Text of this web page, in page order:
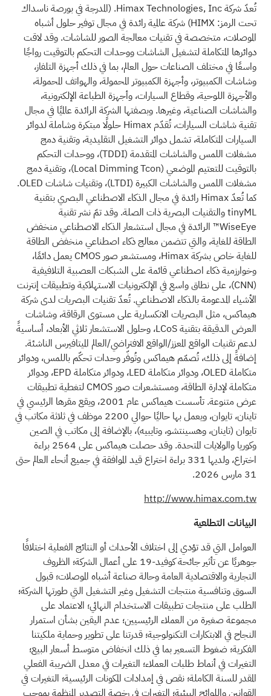
تُعدّ شركة Himax Technologies, Inc. (المدرجة في بورصة ناسداك
تحت الرمز: HIMX) شركة عالمية رائدة في مجال توفير حلول أشباه
الموصلات، متخصصة في تقنيات معالجة الصور للشاشات. وقد لاقت
دوائرها المتكاملة لتشغيل الشاشات ووحدات التحكم بالتوقيت رواجًا
واسعًا في مختلف الصناعات حول العالم، بما في ذلك أجهزة التلفاز،
وشاشات الكمبيوتر، وأجهزة الكمبيوتر المحمولة، والهواتف المحمولة،
والأجهزة اللوحية، وقطاع السيارات، وأجهزة الطباعة الإلكترونية،
والشاشات الصناعية، وغيرها. وبصفتها الشركة الرائدة عالميًا في مجال
تقنية شاشات السيارات، تُقدّم Himax حلولًا مبتكرة وشاملة لدوائر
السيارات المتكاملة، تشمل دوائر التشغيل التقليدية، وتقنية دمج
مشغلات اللمس والشاشات المتقدمة (TDDI)، ووحدات التحكم
بالتوقيت للتعتيم الموضعي (Local Dimming Tcon)، وتقنية دمج
مشغلات اللمس والشاشات الكبيرة (LTDI)
، وتقنيات شاشات OLED.
كما تُعدّ Himax رائدة في مجال الذكاء الاصطناعي البصري بتقنية
tinyML والتقنيات البصرية ذات الصلة. وقد تمّ نشر تقنية
WiseEye™ الرائدة في مجال استشعار الذكاء الاصطناعي منخفض
الطاقة للغاية، والتي تتضمن معالج ذكاء اصطناعي منخفض الطاقة
للغاية خاص بشركة Himax، ومستشعر صور CMOS يعمل دائمًا،
وخوارزمية ذكاء اصطناعي قائمة على الشبكات العصبية التلافيفية
(CNN)، على نطاق واسع في الإلكترونيات الاستهلاكية وتطبيقات إنترنت
الأشياء المدعومة بالذكاء الاصطناعي. تُعدّ تقنيات البصريات لدى شركة
هيماكس، مثل البصريات الانكسارية على مستوى الرقاقة، وشاشات
العرض الدقيقة بتقنية LCoS، وحلول الاستشعار ثلاثي الأبعاد، أساسيةً
لدعم تقنيات الواقع المعزز/الواقع الافتراضي/العالم الميتافيرس الناشئة.
إضافةً إلى ذلك، تُصمّم هيماكس وتُوفّر وحدات تحكّم باللمس، ودوائر
متكاملة OLED، ودوائر متكاملة LED، ودوائر متكاملة EPD، ودوائر
متكاملة لإدارة الطاقة، ومستشعرات صور CMOS لتغطية تطبيقات
عرض متنوعة. تأسست هيماكس عام 2001، ويقع مقرها الرئيسي في
تاينان، تايوان، ويعمل بها حاليًا حوالي 2200 موظف في ثلاثة مكاتب في
تايوان (تاينان، وهسينتشو، وتايبيه)، بالإضافة إلى مكاتب في الصين
وكوريا والولايات المتحدة. وقد حصلت هيماكس على 2564 براءة
اختراع، ولديها 331 براءة اختراع قيد الموافقة في جميع أنحاء العالم حتى
31 مارس 2026.
http://www.himax.com.tw
البيانات التطلعية
العوامل التي قد تؤدي إلى اختلاف الأحداث أو النتائج الفعلية اختلافًا
جوهريًا عن تأثير جائحة كوفيد-19 على أعمال الشركة؛ الظروف
التجارية والاقتصادية العامة وحالة صناعة أشباه الموصلات؛ قبول
السوق وتنافسية منتجات التشغيل وغير التشغيل التي طورتها الشركة؛
الطلب على منتجات تطبيقات الاستخدام النهائي؛ الاعتماد على
مجموعة صغيرة من العملاء الرئيسيين؛ عدم اليقين بشأن استمرار
النجاح في الابتكارات التكنولوجية؛ قدرتنا على تطوير وحماية ملكيتنا
الفكرية؛ ضغوط التسعير بما في ذلك انخفاض متوسط أسعار البيع؛
التغيرات في أنماط طلبات العملاء؛ التغيرات في معدل الضريبة الفعلي
المقدر للسنة الكاملة؛ نقص في إمدادات المكونات الرئيسية؛ التغيرات في
القوانين واللوائح البيئية؛ التغيرات في رخصة التصدير المنظمة بموجب